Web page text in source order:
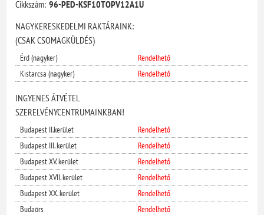
Cikkszám: 96-PED-KSF10TOPV12A1U
NAGYKERESKEDELMI RAKTÁRAINK:
(CSAK CSOMAGKÜLDÉS)
Érd (nagyker)
Rendelhető
Kistarcsa (nagyker)
Rendelhető
INGYENES ÁTVÉTEL
SZERELVÉNYCENTRUMAINKBAN!
Budapest II.kerület
Rendelhető
Budapest III. kerület
Rendelhető
Budapest XV. kerület
Rendelhető
Budapest XVII. kerület
Rendelhető
Budapest XX. kerület
Rendelhető
Budaörs
Rendelhető